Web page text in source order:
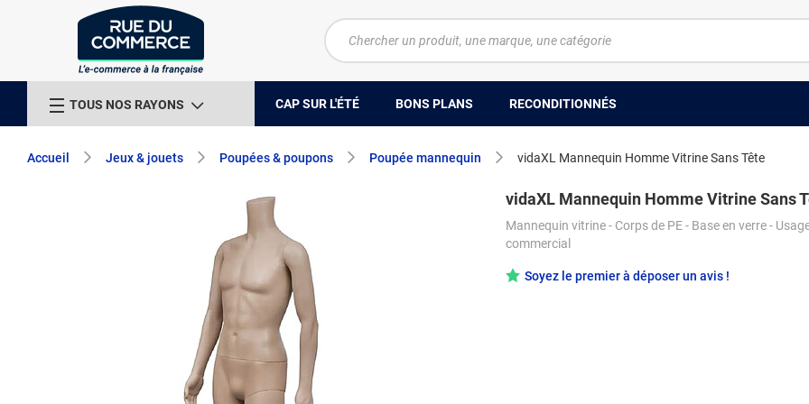
TOUS NOS RAYONS CAP SUR L'ÉTÉ BONS PLANS RECONDITIONNÉS
Accueil Jeux & jouets Poupées & poupons Poupée mannequin vidaXL Mannequin Homme Vitrine Sans Tête
vidaXL Mannequin Homme Vitrine Sans
Mannequin vitrine - Corps de PE - Base en verre -
commercial
Soyez le premier à déposer un avis !